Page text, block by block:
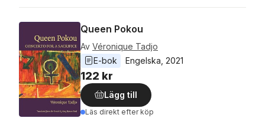
Queen Pokou
Av Véronique Tadjo
E-bok
Engelska 2021
122 kr
Lägg till
Läs direkt efter köp